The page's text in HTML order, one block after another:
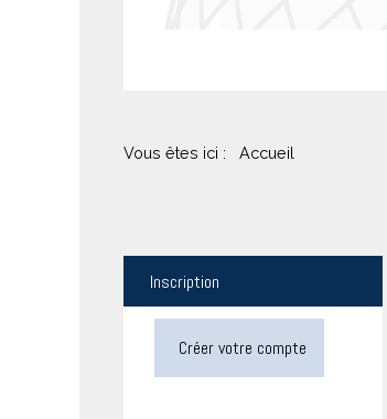
Vous êtes ici : Accueil
Inscription
Créer votre compte